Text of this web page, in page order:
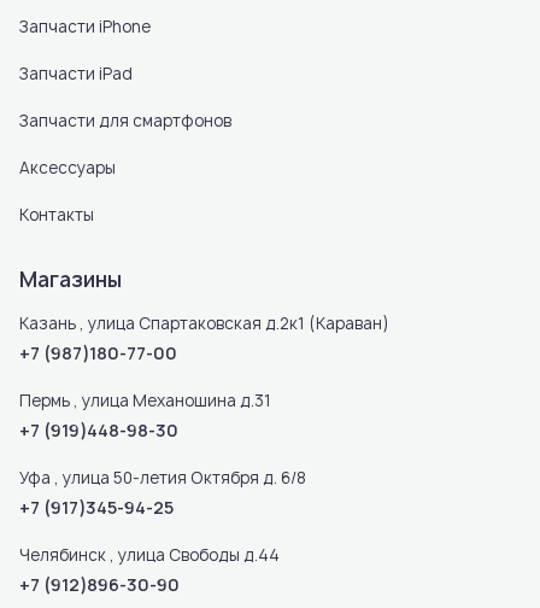
Запчасти iPhone
Запчасти iPad
Запчасти для смартфонов
Аксессуары
Контакты
Магазины
Казань , улица Спартаковская д.2к1 (Караван)
+7 (987)180-77-00
Пермь , улица Механошина д.31
+7 (919)448-98-30
Уфа , улица 50-летия Октября д. 6/8
+7 (917)345-94-25
Челябинск , улица Свободы д.44
+7 (912)896-30-90